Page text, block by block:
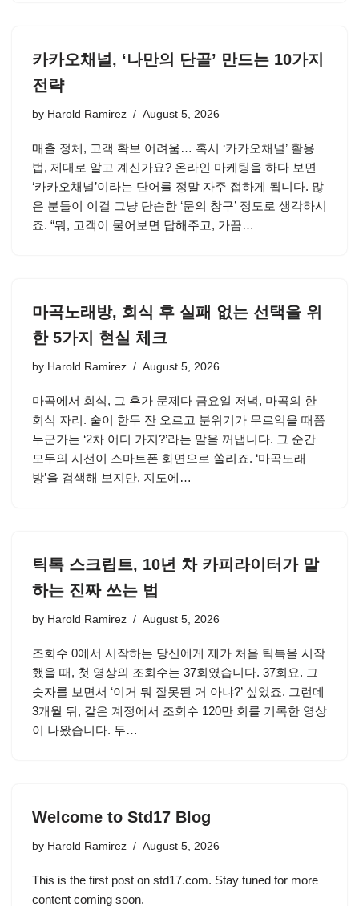
카카오채널, ‘나만의 단골’ 만드는 10가지
전략
by Harold Ramirez August 5, 2026
매출 정체, 고객 확보 어려움… 혹시 ‘카카오채널’ 활용
법, 제대로 알고 계신가요? 온라인 마케팅을 하다 보면
‘카카오채널’이라는 단어를 정말 자주 접하게 됩니다. 많
은 분들이 이걸 그냥 단순한 ‘문의 창구’ 정도로 생각하시
죠. “뭐, 고객이 물어보면 답해주고, 가끔…
마곡노래방, 회식 후 실패 없는 선택을 위
한 5가지 현실 체크
by Harold Ramirez August 5, 2026
마곡에서 회식, 그 후가 문제다 금요일 저녁, 마곡의 한
회식 자리. 술이 한두 잔 오르고 분위기가 무르익을 때쯤
누군가는 ‘2차 어디 가지?’라는 말을 꺼냅니다. 그 순간
모두의 시선이 스마트폰 화면으로 쏠리죠. ‘마곡노래
방’을 검색해 보지만, 지도에…
틱톡 스크립트, 10년 차 카피라이터가 말
하는 진짜 쓰는 법
by Harold Ramirez August 5, 2026
조회수 0에서 시작하는 당신에게 제가 처음 틱톡을 시작
했을 때, 첫 영상의 조회수는 37회였습니다. 37회요. 그
숫자를 보면서 ‘이거 뭐 잘못된 거 아냐?’ 싶었죠. 그런데
3개월 뒤, 같은 계정에서 조회수 120만 회를 기록한 영상
이 나왔습니다. 두…
Welcome to Std17 Blog
by Harold Ramirez August 5, 2026
This is the first post on std17.com. Stay tuned for more
content coming soon.